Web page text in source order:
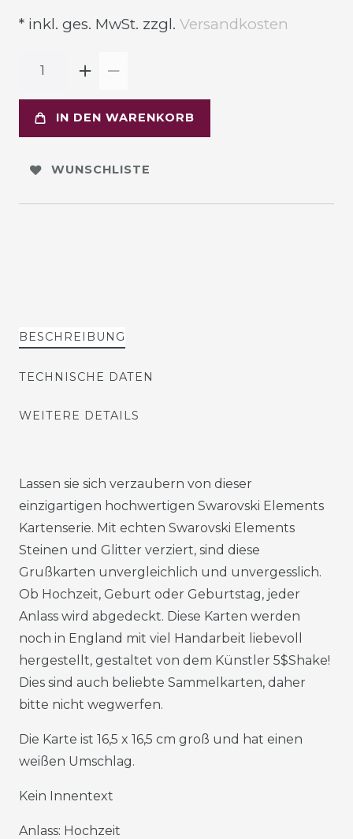
* inkl. ges. MwSt. zzgl. Versandkosten
IN DEN WARENKORB
WUNSCHLISTE
BESCHREIBUNG
TECHNISCHE DATEN
WEITERE DETAILS
Lassen sie sich verzaubern von dieser
einzigartigen hochwertigen Swarovski Elements
Kartenserie. Mit echten Swarovski Elements
Steinen und Glitter verziert, sind diese
Grußkarten unvergleichlich und unvergesslich.
Ob Hochzeit, Geburt oder Geburtstag, jeder
Anlass wird abgedeckt. Diese Karten werden
noch in England mit viel Handarbeit liebevoll
hergestellt, gestaltet von dem Künstler 5$Shake!
Dies sind auch beliebte Sammelkarten, daher
bitte nicht wegwerfen.
Die Karte ist 16,5 x 16,5 cm groß und hat einen
weißen Umschlag.
Kein Innentext
Anlass: Hochzeit